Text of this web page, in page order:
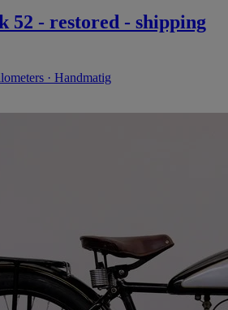
52 - restored - shipping
· Handmatig